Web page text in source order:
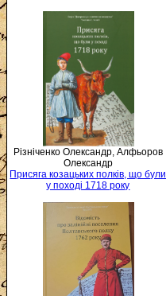
Різніченко Олександр, Алфьоров
Олександр
Присяга козацьких полків, що були
у поході 1718 року